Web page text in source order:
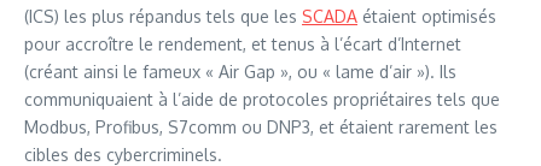
(ICS) les plus répandus tels que les SCADA étaient optimisés
pour accroître le rendement, et tenus à l’écart d’Internet
(créant ainsi le fameux « Air Gap », ou « lame d’air »). Ils
communiquaient à l’aide de protocoles propriétaires tels que
Modbus, Profibus, S7comm ou DNP3, et étaient rarement les
cibles des cybercriminels.